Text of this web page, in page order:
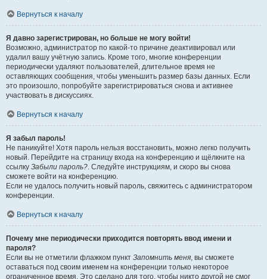
Вернуться к началу
Я давно зарегистрирован, но больше не могу войти!
Возможно, администратор по какой-то причине деактивировал или
удалил вашу учётную запись. Кроме того, многие конференции
периодически удаляют пользователей, длительное время не
оставляющих сообщения, чтобы уменьшить размер базы данных. Если
это произошло, попробуйте зарегистрироваться снова и активнее
участвовать в дискуссиях.
Вернуться к началу
Я забыл пароль!
Не паникуйте! Хотя пароль нельзя восстановить, можно легко получить
новый. Перейдите на страницу входа на конференцию и щёлкните на
ссылку Забыли пароль?. Следуйте инструкциям, и скоро вы снова
сможете войти на конференцию.
Если не удалось получить новый пароль, свяжитесь с администратором
конференции.
Вернуться к началу
Почему мне периодически приходится повторять ввод имени и
пароля?
Если вы не отметили флажком пункт Запомнить меня, вы сможете
оставаться под своим именем на конференции только некоторое
ограниченное время. Это сделано для того, чтобы никто другой не смог